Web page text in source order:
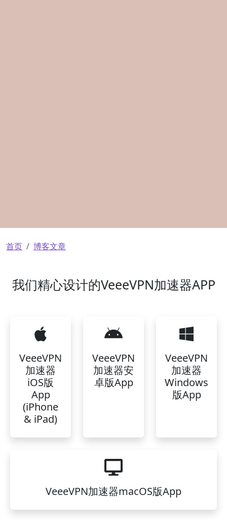
面包屑
首页 博客文章
我们精心设计的VeeeVPN加速器APP
VeeeVPN
加速器
iOS版
App
(iPhone
& iPad)
VeeeVPN
加速器安
卓版App
VeeeVPN
加速器
Windows
版App
VeeeVPN加速器macOS版App